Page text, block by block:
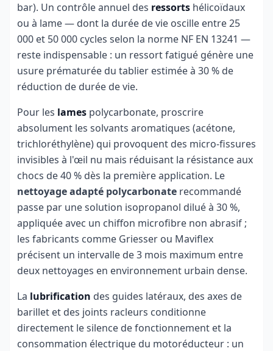
bar). Un contrôle annuel des ressorts hélicoïdaux
ou à lame — dont la durée de vie oscille entre 25
000 et 50 000 cycles selon la norme NF EN 13241 —
reste indispensable : un ressort fatigué génère une
usure prématurée du tablier estimée à 30 % de
réduction de durée de vie.
Pour les lames polycarbonate, proscrire
absolument les solvants aromatiques (acétone,
trichloréthylène) qui provoquent des micro-fissures
invisibles à l'œil nu mais réduisant la résistance aux
chocs de 40 % dès la première application. Le
nettoyage adapté polycarbonate recommandé
passe par une solution isopropanol dilué à 30 %,
appliquée avec un chiffon microfibre non abrasif ;
les fabricants comme Griesser ou Maviflex
précisent un intervalle de 3 mois maximum entre
deux nettoyages en environnement urbain dense.
La lubrification des guides latéraux, des axes de
barillet et des joints racleurs conditionne
directement le silence de fonctionnement et la
consommation électrique du motoréducteur : un